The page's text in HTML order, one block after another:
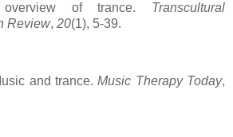
overview of trance. Transcultural
Review, 20(1), 5-39.
and trance.Music Therapy Today,